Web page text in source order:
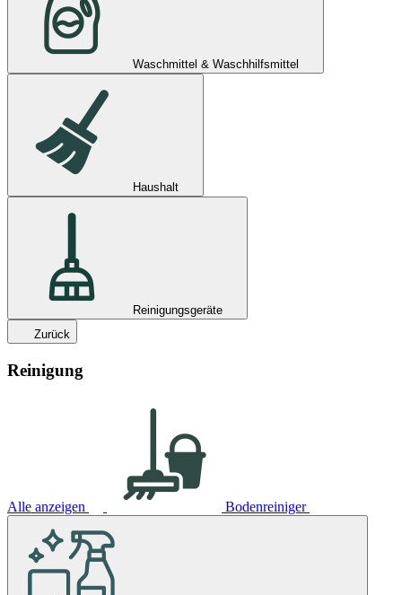
Waschmittel & Waschhilfsmittel
Haushalt
Reinigungsgeräte
Zurück
Reinigung
Alle anzeigen Bodenreiniger